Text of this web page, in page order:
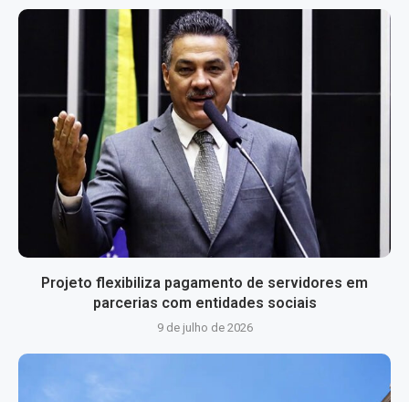
Projeto flexibiliza pagamento de servidores em
parcerias com entidades sociais
9 de julho de 2026